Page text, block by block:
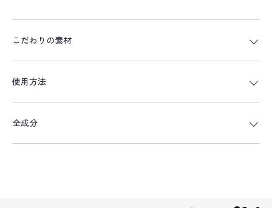
こだわりの素材
使用方法
全成分